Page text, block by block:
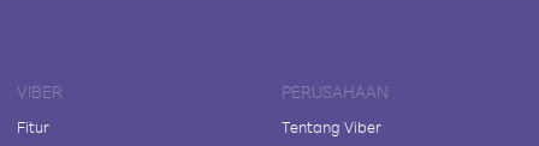
VIBER
Fitur
PERUSAHAAN
Tentang Viber